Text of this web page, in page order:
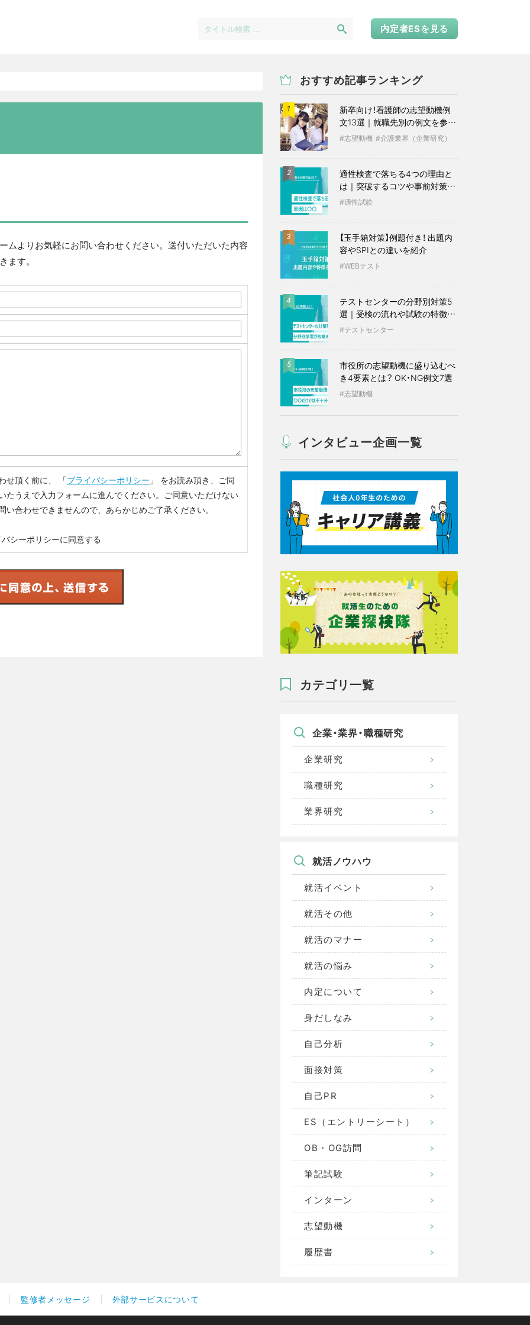
内定者ESを見る
ムよりお気軽にお問い合わせください。送付いただいた内容
ます。
せ頂く前に、 「プライバシーポリシー 」 をお読み頂き、ご同
たうえで入力フォームに進んでください。ご同意いただけない
い合わせできませんので、あらかじめご了承ください。
シーポリシーに同意する
おすすめ記事ランキング
1
新卒向け！看護師の志望動機例
文13選｜就職先別の例文を参考
に志望動機 介護業界（企業研究）
2
適性検査で落ちる4つの理由と
は｜突破するコツや事前対策も
紹介
適性試験
3
【玉手箱対策】例題付き！ 出題内
容やSPIとの違いを紹介
WEBテスト
4
テストセンターの分野別対策5
選｜受検の流れや試験の特徴も
紹介
テストセンター
5
市役所の志望動機に盛り込むべ
き4要素とは？ OK・NG例文7選
志望動機
インタビュー企画一覧
カテゴリ一覧
企業・業界・職種研究
企業研究
職種研究
業界研究
就活ノウハウ
就活イベント
就活その他
就活のマナー
就活の悩み
内定について
身だしなみ
自己分析
面接対策
自己PR
ES（エントリーシート）
OB・OG訪問
筆記試験
インターン
志望動機
履歴書
監修者メッセージ 外部サービスについて